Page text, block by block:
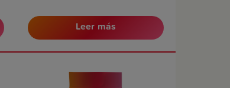
recibido en la alimentación
diaria y una deliciosa y sana
recompensa para los pájaros.
que contiene vitaminas y
minerales naturales. Una
Leer más